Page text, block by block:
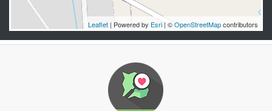
Leaflet | Powered by Esri | ©OpenStreetMapcontributors